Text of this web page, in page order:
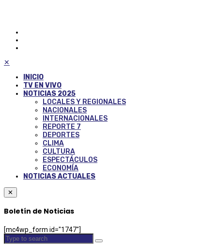
✕
INICIO
TV EN VIVO
NOTICIAS 2025
LOCALES Y REGIONALES
NACIONALES
INTERNACIONALES
REPORTE 7
DEPORTES
CLIMA
CULTURA
ESPECTÁCULOS
ECONOMÍA
NOTICIAS ACTUALES
✕
Boletín de Noticias
[mc4wp_form id="1747"]